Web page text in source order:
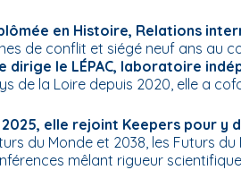
en Histoire, Relations
de conflit et siégé neuf ans au
dirige le LÉPAC, laboratoire
de la Loire depuis 2020, elle a
2025, elle rejoint Keepers pour y
du Monde et 2038, les Futurs
mêlant rigueur